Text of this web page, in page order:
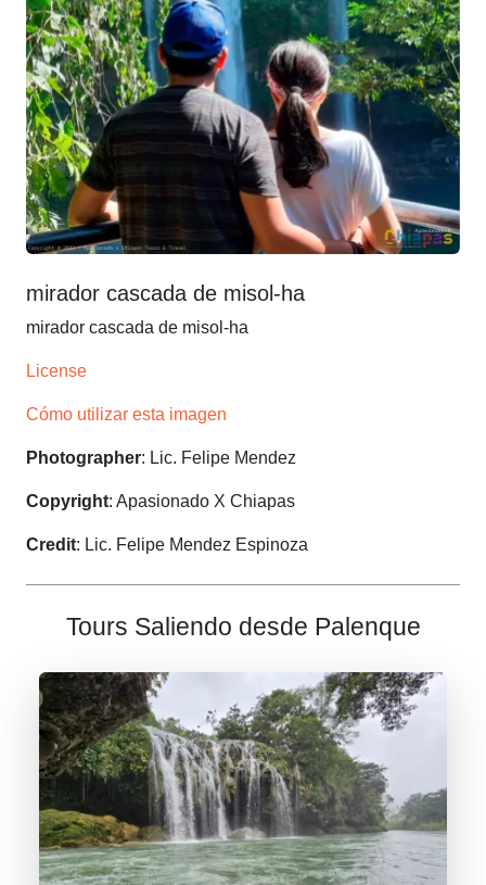
mirador cascada de misol-ha
mirador cascada de misol-ha
License
Cómo utilizar esta imagen
Photographer: Lic. Felipe Mendez
Copyright: Apasionado X Chiapas
Credit: Lic. Felipe Mendez Espinoza
Tours Saliendo desde Palenque